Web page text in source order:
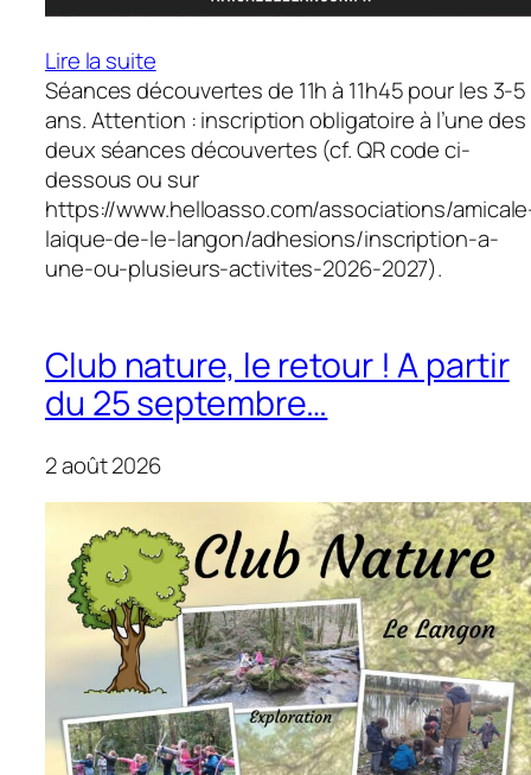
Lire la suite:
Viens
essayer
l’éveil
aux
sports
mercredi
9
septembre
!
Séances découvertes de 11h à 11h45 pour les 3-5
ans. Attention : inscription obligatoire à l’une des
deux séances découvertes (cf. QR code ci-
dessous ou sur
https://www.helloasso.com/associations/
laique-de-le-langon/adhesions/inscription-a-
une-ou-plusieurs-activites-2026-2027).
Club nature, le retour ! A partir
du 25 septembre…
2 août 2026